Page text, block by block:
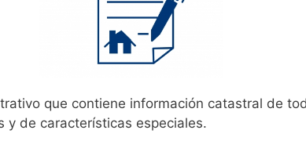
que contiene información catastral de
y de características especiales.